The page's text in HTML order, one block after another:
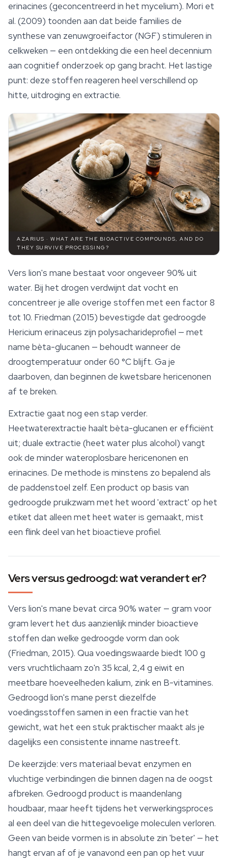
erinacines (geconcentreerd in het mycelium). Mori et
al. (2009) toonden aan dat beide families de
synthese van zenuwgroeifactor (NGF) stimuleren in
celkweken — een ontdekking die een heel decennium
aan cognitief onderzoek op gang bracht. Het lastige
punt: deze stoffen reageren heel verschillend op
hitte, uitdroging en extractie.
AZARIUS · WHAT ARE THE BIOACTIVE COMPOUNDS, AND DO
THEY SURVIVE PROCESSING?
Vers lion's mane bestaat voor ongeveer 90% uit
water. Bij het drogen verdwijnt dat vocht en
concentreer je alle overige stoffen met een factor 8
tot 10. Friedman (2015) bevestigde dat gedroogde
Hericium erinaceus zijn polysacharideprofiel — met
name bèta-glucanen — behoudt wanneer de
droogtemperatuur onder 60 °C blijft. Ga je
daarboven, dan beginnen de kwetsbare hericenonen
af te breken.
Extractie gaat nog een stap verder.
Heetwaterextractie haalt bèta-glucanen er efficiënt
uit; duale extractie (heet water plus alcohol) vangt
ook de minder wateroplosbare hericenonen en
erinacines. De methode is minstens zo bepalend als
de paddenstoel zelf. Een product op basis van
gedroogde pruikzwam met het woord 'extract' op het
etiket dat alleen met heet water is gemaakt, mist
een flink deel van het bioactieve profiel.
Vers versus gedroogd: wat verandert er?
Vers lion's mane bevat circa 90% water — gram voor
gram levert het dus aanzienlijk minder bioactieve
stoffen dan welke gedroogde vorm dan ook
(Friedman, 2015). Qua voedingswaarde biedt 100 g
vers vruchtlichaam zo'n 35 kcal, 2,4 g eiwit en
meetbare hoeveelheden kalium, zink en B-vitamines.
Gedroogd lion's mane perst diezelfde
voedingsstoffen samen in een fractie van het
gewicht, wat het een stuk praktischer maakt als je
dagelijks een consistente inname nastreeft.
De keerzijde: vers materiaal bevat enzymen en
vluchtige verbindingen die binnen dagen na de oogst
afbreken. Gedroogd product is maandenlang
houdbaar, maar heeft tijdens het verwerkingsproces
al een deel van die hittegevoelige moleculen verloren.
Geen van beide vormen is in absolute zin 'beter' — het
hangt ervan af of je vanavond een pan op het vuur